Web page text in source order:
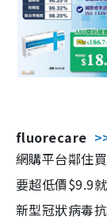
fluorecare
網購平台鄰住
要超低價$9.9
新型冠狀病毒